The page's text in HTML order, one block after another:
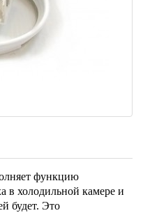
функцию
в холодильной камере и
будет. Это